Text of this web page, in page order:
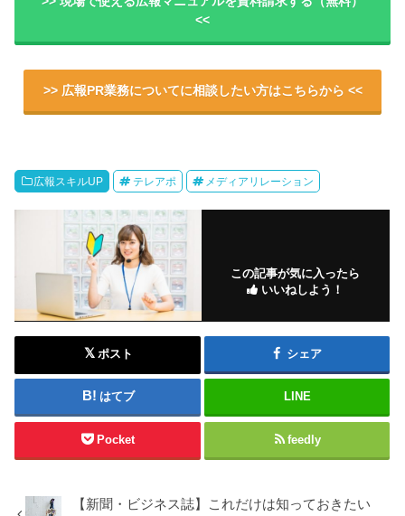
<<
>> 広報PR業務についてに相談したい方はこちらから <<
広報スキルUP テレアポ メディアリレーション
この記事が気に入ったら
いいねしよう！
ポスト シェア
はてブ LINE
Pocket feedly
【新聞・ビジネス誌】これだけは知っておきたい